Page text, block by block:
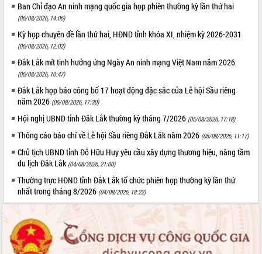
Ban Chỉ đạo An ninh mạng quốc gia họp phiên thường kỳ lần thứ hai
(06/08/2026, 14:06)
Kỳ họp chuyên đề lần thứ hai, HĐND tỉnh khóa XI, nhiệm kỳ 2026-2031
(06/08/2026, 12:02)
Đắk Lắk mít tinh hưởng ứng Ngày An ninh mạng Việt Nam năm 2026
(06/08/2026, 10:47)
Đắk Lắk họp báo công bố 17 hoạt động đặc sắc của Lễ hội Sầu riêng
năm 2026 (05/08/2026, 17:30)
Hội nghị UBND tỉnh Đắk Lắk thường kỳ tháng 7/2026 (05/08/2026, 17:18)
Thông cáo báo chí về Lễ hội Sầu riêng Đắk Lắk năm 2026 (05/08/2026, 11:17)
Chủ tịch UBND tỉnh Đỗ Hữu Huy yêu cầu xây dựng thương hiệu, nâng tầm
du lịch Đắk Lắk (04/08/2026, 21:00)
Thường trực HĐND tỉnh Đắk Lắk tổ chức phiên họp thường kỳ lần thứ
nhất trong tháng 8/2026 (04/08/2026, 18:22)